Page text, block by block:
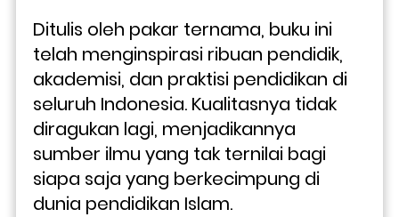
Ditulis oleh pakar ternama, buku ini
telah menginspirasi ribuan pendidik,
akademisi, dan praktisi pendidikan di
seluruh Indonesia. Kualitasnya tidak
diragukan lagi, menjadikannya
sumber ilmu yang tak ternilai bagi
siapa saja yang berkecimpung di
dunia pendidikan Islam.